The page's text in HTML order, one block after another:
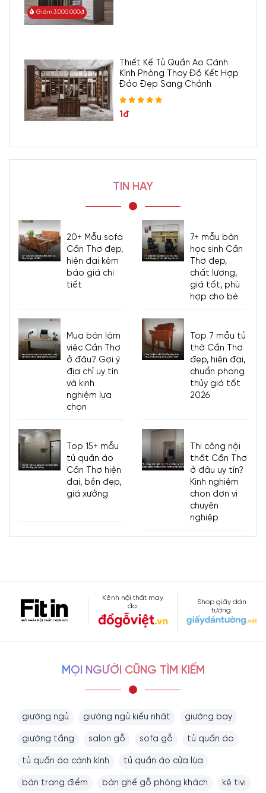
Giảm 3.000.000đ
Thiết Kế Tủ Quần Áo Cánh
Kính Phòng Thay Đồ Kết Hợp
Đảo Đẹp Sang Chảnh
1đ
TIN HAY
20+ Mẫu sofa
Cần Thơ đẹp,
hiện đại kèm
báo giá chi
tiết
7+ mẫu bàn
học sinh Cần
Thơ đẹp,
chất lượng,
giá tốt, phù
hợp cho bé
Mua bàn làm
việc Cần Thơ
ở đâu? Gợi ý
địa chỉ uy tín
và kinh
nghiệm lựa
chọn
Top 7 mẫu tủ
thờ Cần Thơ
đẹp, hiện đại,
chuẩn phong
thủy giá tốt
2026
Top 15+ mẫu
tủ quần áo
Cần Thơ hiện
đại, bền đẹp,
giá xưởng
Thi công nội
thất Cần Thơ
ở đâu uy tín?
Kinh nghiệm
chọn đơn vị
chuyên
nghiệp
Kênh nội thất may
đo:
Shop giấy dán
tường:
MỌI NGƯỜI CŨNG TÌM KIẾM
giường ngủ giường ngủ kiểu nhật giường bay
giường tầng salon gỗ sofa gỗ tủ quần áo
tủ quần áo cánh kính tủ quần áo cửa lùa
bàn trang điểm bàn ghế gỗ phòng khách kệ tivi